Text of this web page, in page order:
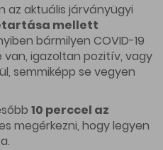
az aktuális járványügyi
mellett
bármilyen COVID-19
igazoltan pozitív, vagy
semmiképp se vegyen
10 perccel az
megérkezni, hogy legyen